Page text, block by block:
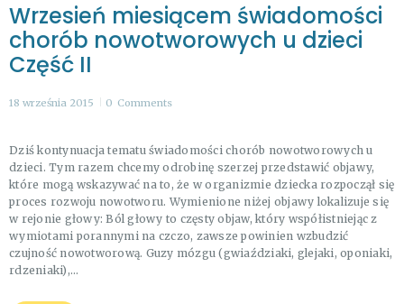
Wrzesień miesiącem świadomości
chorób nowotworowych u dzieci
Część II
18 września 2015 0 Comments
Dziś kontynuacja tematu świadomości chorób nowotworowych u
dzieci. Tym razem chcemy odrobinę szerzej przedstawić objawy,
które mogą wskazywać na to, że w organizmie dziecka rozpoczął się
proces rozwoju nowotworu. Wymienione niżej objawy lokalizuje się
w rejonie głowy: Ból głowy to częsty objaw, który współistniejąc z
wymiotami porannymi na czczo, zawsze powinien wzbudzić
czujność nowotworową. Guzy mózgu (gwiaździaki, glejaki, oponiaki,
rdzeniaki),…